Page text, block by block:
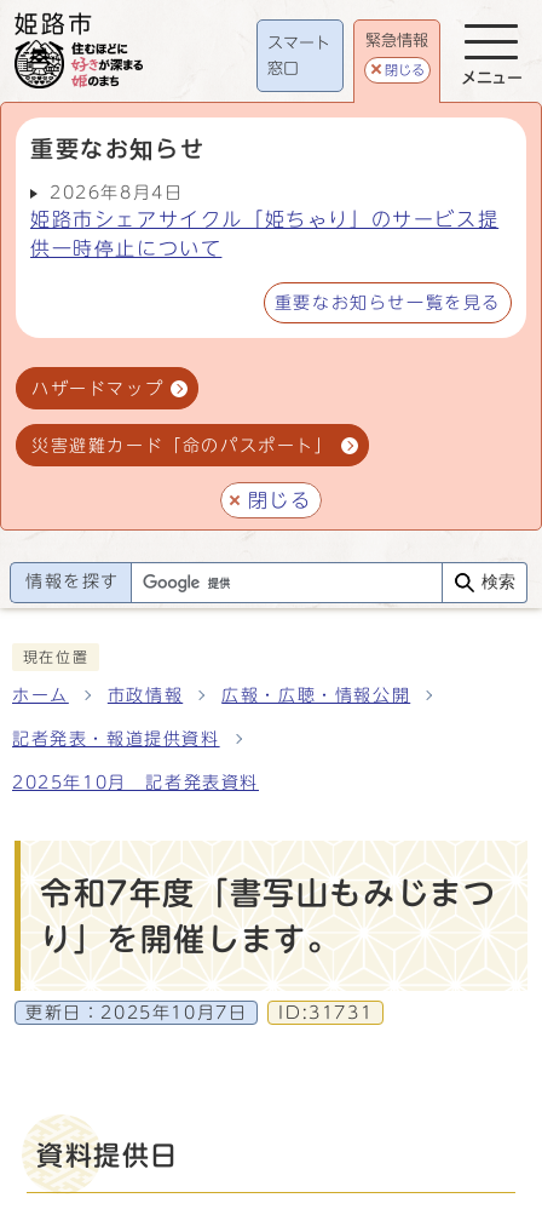
スマート
窓口
緊急情報
閉じる
重要なお知らせ
2026年8月4日
姫路市シェアサイクル「姫ちゃり」のサービス提
供一時停止について
重要なお知らせ一覧を見る
ハザードマップ
災害避難カード「命のパスポート」
閉じる
メニュー
情報を探す 検索
現在位置
ホーム 市政情報 広報・広聴・情報公開
記者発表・報道提供資料
2025年10月 記者発表資料
令和7年度「書写山もみじまつ
り」を開催します。
更新日： 2025年10月7日 ID:31731
資料提供日